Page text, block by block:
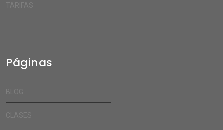
TARIFAS
Páginas
BLOG
CLASES